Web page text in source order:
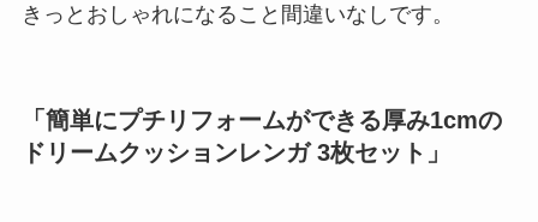
きっとおしゃれになること間違いなしです。
「簡単にプチリフォームができる厚み1cmの
ドリームクッションレンガ 3枚セット」